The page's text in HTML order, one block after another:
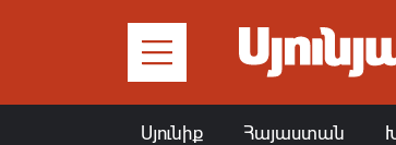
Սյունիք Հայաստան